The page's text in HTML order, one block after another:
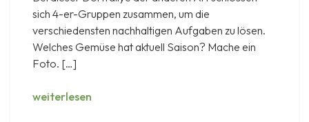
sich 4-er-Gruppen zusammen, um die
verschiedensten nachhaltigen Aufgaben zu lösen.
Welches Gemüse hat aktuell Saison? Mache ein
Foto. […]
weiterlesen